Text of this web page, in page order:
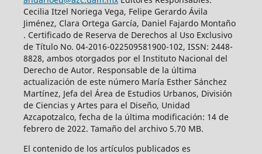
Cecilia Itzel Noriega Vega, Felipe Gerardo Ávila
Jiménez, Clara Ortega García, Daniel Fajardo Montaño
. Certificado de Reserva de Derechos al Uso Exclusivo
de Título No. 04-2016-022509581900-102, ISSN: 2448-
8828, ambos otorgados por el Instituto Nacional del
Derecho de Autor. Responsable de la última
actualización de este número María Esther Sánchez
Martínez, Jefa del Área de Estudios Urbanos, División
de Ciencias y Artes para el Diseño, Unidad
Azcapotzalco, fecha de la última modificación: 14 de
febrero de 2022. Tamaño del archivo 5.70 MB.
El contenido de los artículos publicados es